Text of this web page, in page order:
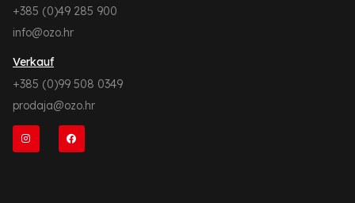
+385 (0)49 285 900
info@ozo.hr
Verkauf
+385 (0)99 508 0349
prodaja@ozo.hr